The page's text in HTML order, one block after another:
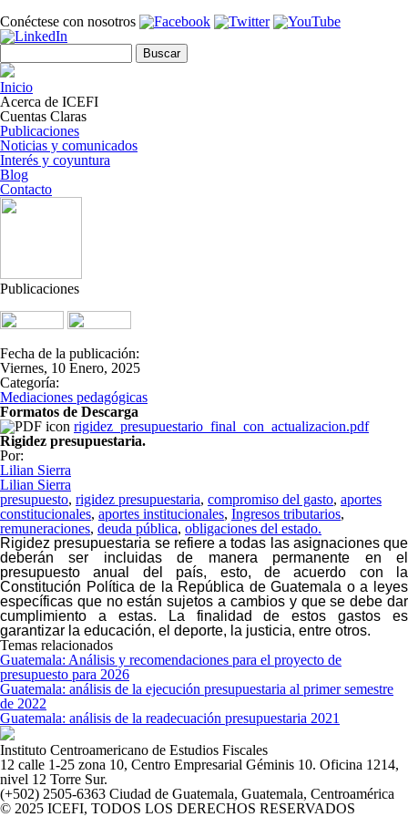
Conéctese con nosotros
Formulario de búsqueda
Inicio
Acerca de ICEFI
Cuentas Claras
Publicaciones
Noticias y comunicados
Interés y coyuntura
Blog
Contacto
Publicaciones
Fecha de la publicación:
Viernes, 10 Enero, 2025
Categoría:
Mediaciones pedagógicas
Formatos de Descarga
rigidez_presupuestario_final_con_actualizacion.pdf
Rigidez presupuestaria.
Por:
Lilian Sierra
Lilian Sierra
presupuesto, rigidez presupuestaria, compromiso del gasto, aportes
constitucionales, aportes institucionales, Ingresos tributarios,
remuneraciones, deuda pública, obligaciones del estado.
Rigidez presupuestaria se refiere a todas las asignaciones que
deberán ser incluidas de manera permanente en el
presupuesto anual del país, esto, de acuerdo con la
Constitución Política de la República de Guatemala o a leyes
específicas que no están sujetos a cambios y que se debe dar
cumplimiento a estas. La finalidad de estos gastos es
garantizar la educación, el deporte, la justicia, entre otros.
Temas relacionados
Guatemala: Análisis y recomendaciones para el proyecto de
presupuesto para 2026
Guatemala: análisis de la ejecución presupuestaria al primer semestre
de 2022
Guatemala: análisis de la readecuación presupuestaria 2021
Instituto Centroamericano de Estudios Fiscales
12 calle 1-25 zona 10, Centro Empresarial Géminis 10. Oficina 1214,
nivel 12 Torre Sur.
(+502) 2505-6363 Ciudad de Guatemala, Guatemala, Centroamérica
© 2025 ICEFI, TODOS LOS DERECHOS RESERVADOS